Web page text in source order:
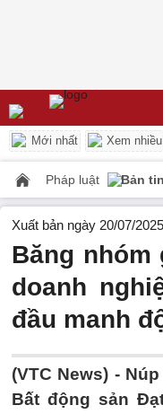
Mới nhất Xem nhiều
Pháp luật Bản
Xuất bản ngày 20/07/
Băng nhóm
doanh
đầu manh
(VTC News) -
Bất động sản